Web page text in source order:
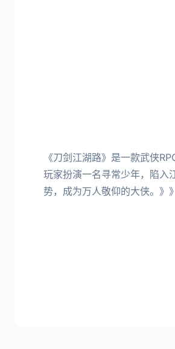
《刀剑江湖路》是一款武侠
玩家扮演一名寻常少年，陷入
势，成为万人敬仰的大侠。》